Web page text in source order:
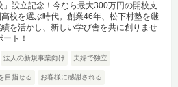
設立記念！今なら最大300万円の開校支
校を選ぶ時代。創業46年、松下村塾を継
を活かし、新しい学び舎を共に創りませ
ト！
法人の新規事業向け 夫婦で独立
目指せる お客様に感謝される